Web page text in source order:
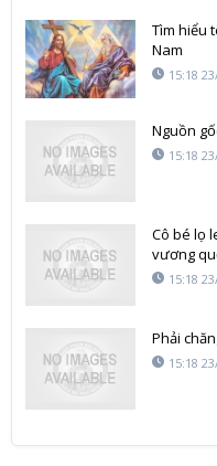
Tìm hiểu
Nam
15:18
Nguồn
15:18
Cô bé lọ
vương
15:18
Phải
15:18